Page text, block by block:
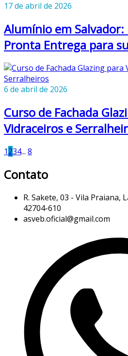
17 de abril de 2026
Alumínio em Salvador:
Pronta Entrega para
6 de abril de 2026
Curso de Fachada
Vidraceiros e
1234... 8
Contato
R. Sakete, 03 - Vila Praiana,
42704-610
asveb.oficial@gmail.com